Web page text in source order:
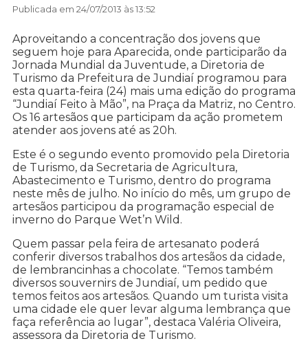
Publicada em 24/07/2013 às 13:52
Aproveitando a concentração dos jovens que
seguem hoje para Aparecida, onde participarão da
Jornada Mundial da Juventude, a Diretoria de
Turismo da Prefeitura de Jundiaí programou para
esta quarta-feira (24) mais uma edição do programa
“Jundiaí Feito à Mão”, na Praça da Matriz, no Centro.
Os 16 artesãos que participam da ação prometem
atender aos jovens até as 20h.
Este é o segundo evento promovido pela Diretoria
de Turismo, da Secretaria de Agricultura,
Abastecimento e Turismo, dentro do programa
neste mês de julho. No início do mês, um grupo de
artesãos participou da programação especial de
inverno do Parque Wet’n Wild.
Quem passar pela feira de artesanato poderá
conferir diversos trabalhos dos artesãos da cidade,
de lembrancinhas a chocolate. “Temos também
diversos souvernirs de Jundiaí, um pedido que
temos feitos aos artesãos. Quando um turista visita
uma cidade ele quer levar alguma lembrança que
faça referência ao lugar”, destaca Valéria Oliveira,
assessora da Diretoria de Turismo.